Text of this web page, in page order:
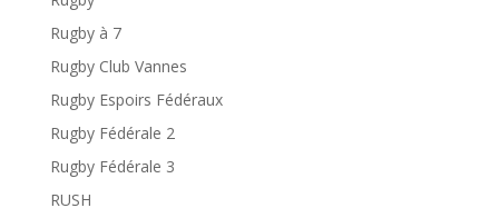
Rugby à 7
Rugby Club Vannes
Rugby Espoirs Fédéraux
Rugby Fédérale 2
Rugby Fédérale 3
RUSH